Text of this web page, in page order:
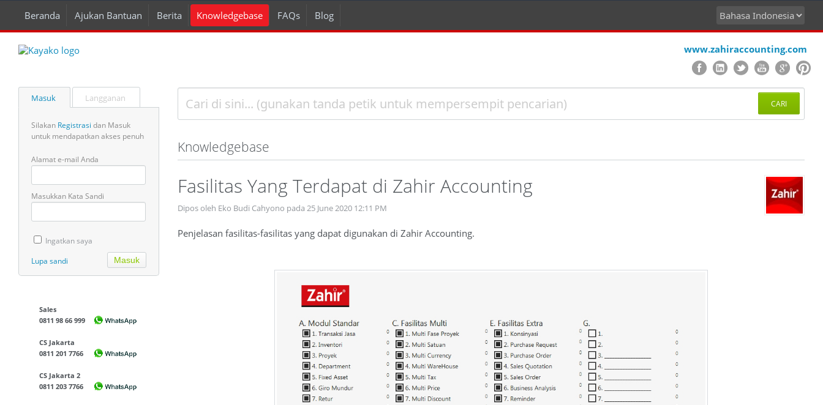
Beranda Ajukan Bantuan Berita Knowledgebase FAQs Blog
www.zahiraccounting.com
Masuk Langganan
Silakan Registrasi dan Masuk
untuk mendapatkan akses penuh
Alamat e-mail Anda
Masukkan Kata Sandi
Ingatkan saya
Lupa sandi
Sales
0811 98 66 999
CS Jakarta
0811 201 7766
CS Jakarta 2
0811 203 7766
CARI
Knowledgebase
Fasilitas Yang Terdapat di Zahir Accounting
Dipos oleh Eko Budi Cahyono pada 25 June 2020 12:11 PM
Penjelasan fasilitas-fasilitas yang dapat digunakan di Zahir Accounting.